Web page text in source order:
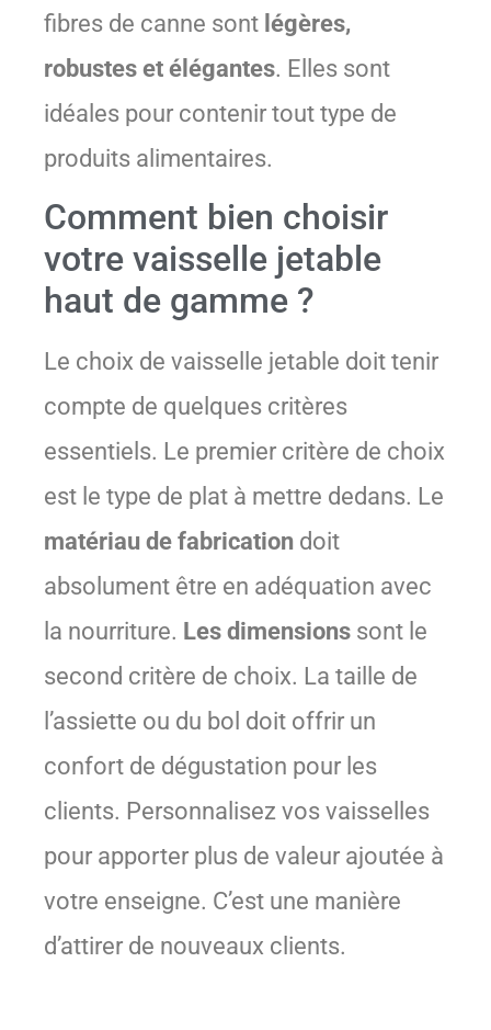
fibres de canne sont légères,
robustes et élégantes. Elles sont
idéales pour contenir tout type de
produits alimentaires.
Comment bien choisir
votre vaisselle jetable
haut de gamme ?
Le choix de vaisselle jetable doit tenir
compte de quelques critères
essentiels. Le premier critère de choix
est le type de plat à mettre dedans. Le
matériau de fabrication doit
absolument être en adéquation avec
la nourriture. Les dimensions sont le
second critère de choix. La taille de
l’assiette ou du bol doit offrir un
confort de dégustation pour les
clients. Personnalisez vos vaisselles
pour apporter plus de valeur ajoutée à
votre enseigne. C’est une manière
d’attirer de nouveaux clients.